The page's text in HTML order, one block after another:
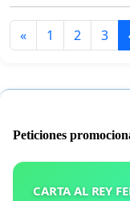
« 1 2 3
Peticiones
CARTA AL REY